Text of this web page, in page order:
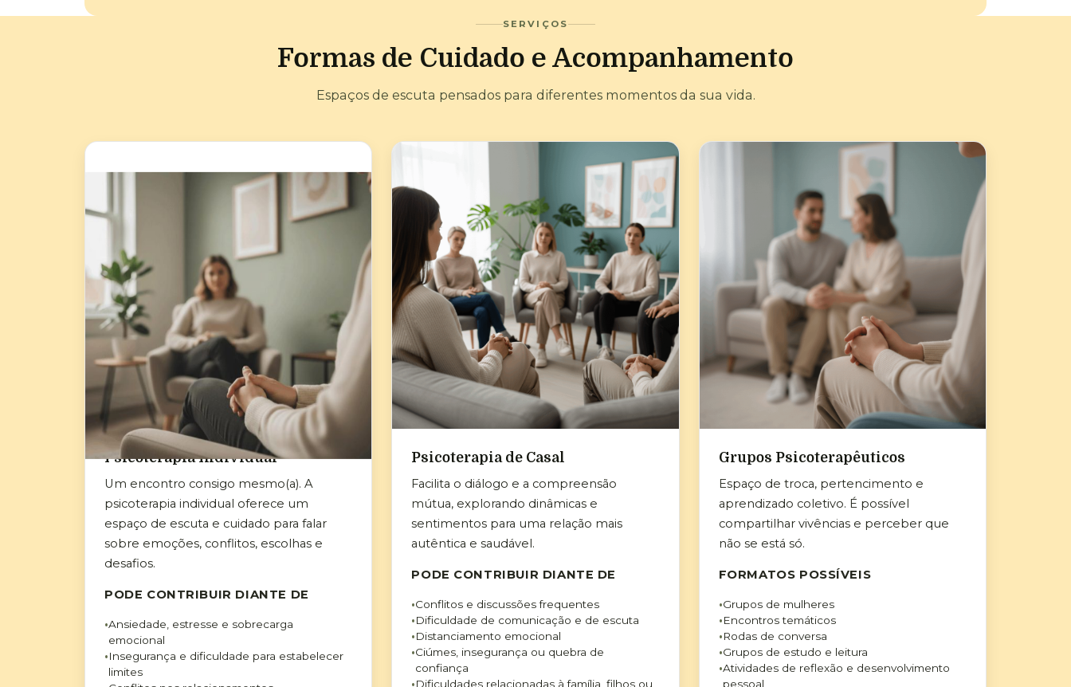
SERVIÇOS
Formas de Cuidado e Acompanhamento
Espaços de escuta pensados para diferentes momentos da sua vida.
Psicoterapia Individual
Um encontro consigo mesmo(a). A
psicoterapia individual oferece um
espaço de escuta e cuidado para falar
sobre emoções, conflitos, escolhas e
desafios.
PODE CONTRIBUIR DIANTE DE
Ansiedade, estresse e sobrecarga
emocional
Insegurança e dificuldade para estabelecer
limites
Psicoterapia de Casal
Facilita o diálogo e a compreensão
mútua, explorando dinâmicas e
sentimentos para uma relação mais
autêntica e saudável.
PODE CONTRIBUIR DIANTE DE
Conflitos e discussões frequentes
Dificuldade de comunicação e de escuta
Distanciamento emocional
Ciúmes, insegurança ou quebra de
confiança
Dificuldades relacionadas à família, filhos ou
Grupos Psicoterapêuticos
Espaço de troca, pertencimento e
aprendizado coletivo. É possível
compartilhar vivências e perceber que
não se está só.
FORMATOS POSSÍVEIS
Grupos de mulheres
Encontros temáticos
Rodas de conversa
Grupos de estudo e leitura
Atividades de reflexão e desenvolvimento
pessoal